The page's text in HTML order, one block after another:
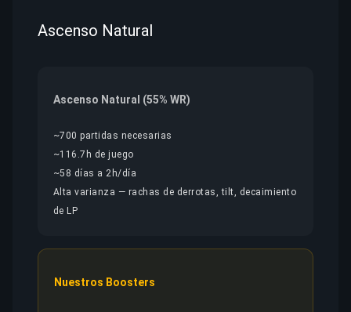
Ascenso Natural
Ascenso Natural (55% WR)
~700 partidas necesarias
~116.7h de juego
~58 días a 2h/día
Alta varianza — rachas de derrotas, tilt, decaimiento
de LP
Nuestros Boosters